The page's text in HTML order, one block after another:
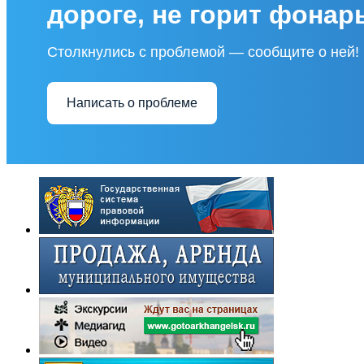
дороге, не горит
Столкнулись с проблемой — сообщите о ней!
Написать о проблеме